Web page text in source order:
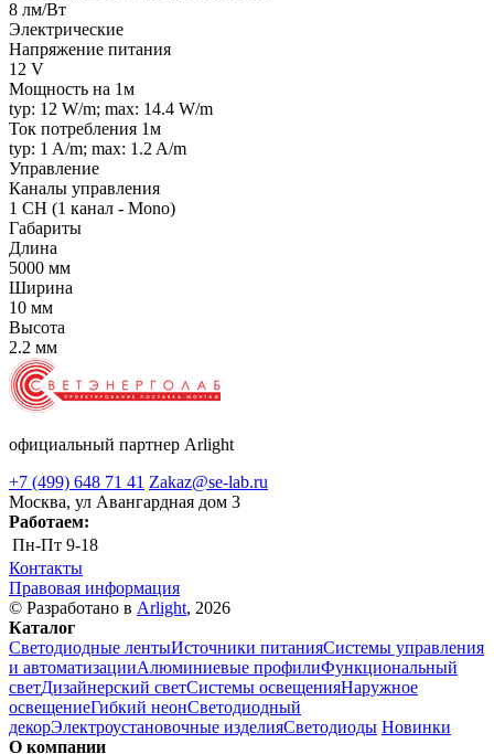
8 лм/Вт
Электрические
Напряжение питания
12 V
Мощность на 1м
typ: 12 W/m; max: 14.4 W/m
Ток потребления 1м
typ: 1 A/m; max: 1.2 A/m
Управление
Каналы управления
1 CH (1 канал - Mono)
Габариты
Длина
5000 мм
Ширина
10 мм
Высота
2.2 мм
официальный партнер Arlight
+7 (499) 648 71 41 Zakaz@se-lab.ru
Москва, ул Авангардная дом 3
Работаем:
Пн-Пт 9-18
Контакты
Правовая информация
© Разработано в Arlight, 2026
Каталог
Светодиодные лентыИсточники питанияСистемы управления
и автоматизацииАлюминиевые профилиФункциональный
светДизайнерский светСистемы освещенияНаружное
освещениеГибкий неонСветодиодный
декорЭлектроустановочные изделияСветодиоды Новинки
О компании